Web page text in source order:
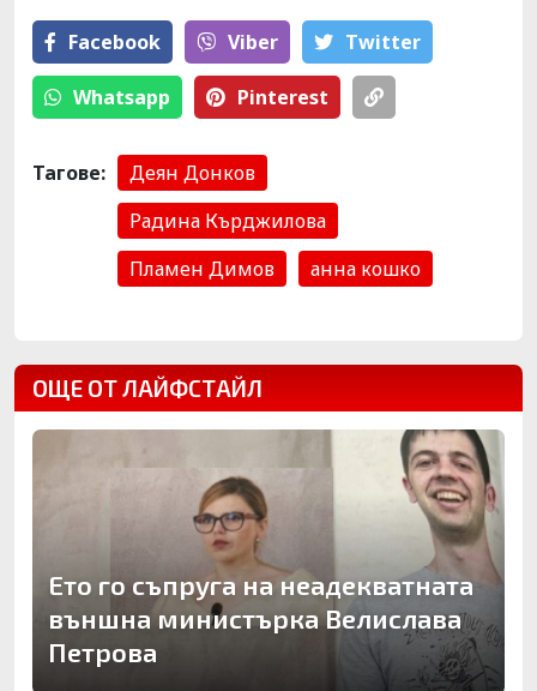
Facebook Viber Тwitter
Whatsapp Pinterest
Тагове:
Деян Донков
Радина Кърджилова
Пламен Димов
анна кошко
ОЩЕ ОТ ЛАЙФСТАЙЛ
Ето го съпруга на неадекватната
външна министърка Велислава
Петрова